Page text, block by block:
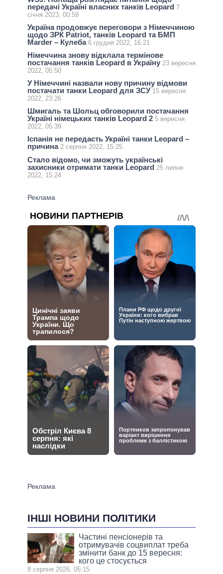
передачі Україні власних танків Leopard 7
січня 2023, 00:59
Україна продовжує переговори з Німеччиною
щодо ЗРК Patriot, танків Leopard та БМП
Marder – Кулеба 6 грудня 2022, 16:21
Німеччина знову відклала термінове
постачання танків Leopard в Україну 23 вересня
2022, 05:50
У Німеччині назвали нову причину відмови
постачати танки Leopard для ЗСУ 15 вересня
2022, 23:26
Шмигаль та Шольц обговорили постачання
Україні німецьких танків Leopard 2 5 вересня
2022, 05:39
Іспанія не передасть Україні танки Leopard –
причина 2 серпня 2022, 15:25
Стало відомо, чи зможуть українські
захисники отримати танки Leopard 25 липня
2022, 15:24
ІНШІ НОВИНИ ПОЛІТИКИ
Частині пенсіонерів та
отримувачів соцвиплат треба
змінити банк до 15 вересня:
кого це стосується
8 серпня 2026, 05:15